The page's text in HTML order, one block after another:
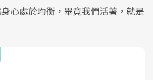
心處於均衡，畢竟我們活著，就是